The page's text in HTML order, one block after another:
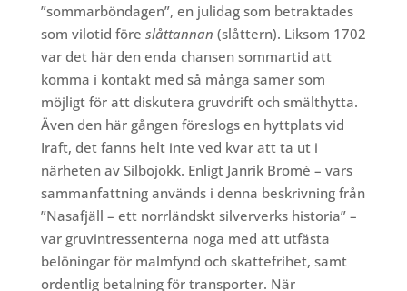
”sommarböndagen”, en julidag som betraktades
som vilotid före slåttannan (slåttern). Liksom 1702
var det här den enda chansen sommartid att
komma i kontakt med så många samer som
möjligt för att diskutera gruvdrift och smälthytta.
Även den här gången föreslogs en hyttplats vid
Iraft, det fanns helt inte ved kvar att ta ut i
närheten av Silbojokk. Enligt Janrik Bromé – vars
sammanfattning används i denna beskrivning från
”Nasafjäll – ett norrländskt silververks historia” –
var gruvintressenterna noga med att utfästa
belöningar för malmfynd och skattefrihet, samt
ordentlig betalning för transporter. När